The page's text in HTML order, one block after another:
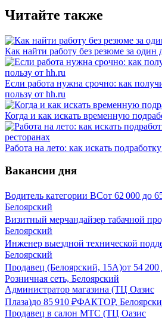
Читайте также
Как найти работу без резюме за один
Если работа нужна срочно: как
пользу от hh.ru
Когда и как искать временную
Работа на лето: как искать
Вакансии дня
Водитель категории ВСот 62 000 до
Белоярский
Визитный мерчандайзер табачной
Белоярский
Инженер выездной технической
Белоярский
Продавец (Белоярский, 15А)от 54 200
Розничная сеть, Белоярский
Администратор магазина (ТЦ Оазис
Плаза)до 85 910 ₽ФАКТОР,
Продавец в салон МТС (ТЦ Оазис